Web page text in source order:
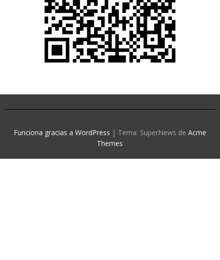
Funciona gracias a WordPress | Tema: SuperNews de Acme
Themes